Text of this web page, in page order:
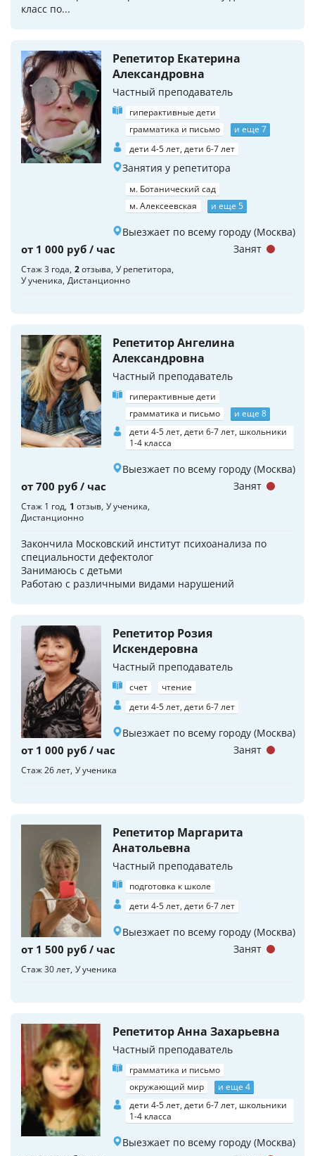
класс по...
Репетитор Екатерина
Александровна
Частный преподаватель
гиперактивные дети
грамматика и письмо
и еще 7
дети 4-5 лет, дети 6-7 лет
Занятия у репетитора
м. Ботанический сад
м. Алексеевская
и еще 5
Выезжает по всему городу (Москва)
от 1 000 руб / час
Стаж 3 года 2отзыва У репетитора
У ученика Дистанционно
Занят
Репетитор Ангелина
Александровна
Частный преподаватель
гиперактивные дети
грамматика и письмо
и еще 8
дети 4-5 лет, дети 6-7 лет, школьники
1-4 класса
Выезжает по всему городу (Москва)
от 700 руб / час
Стаж 1 год 1 отзыв У ученика
Дистанционно
Закончила Московский институт психоанализа по
специальности дефектолог
Занимаюсь с детьми
Работаю с различными видами нарушений
Занят
Репетитор Розия
Искендеровна
Частный преподаватель
счет
чтение
дети 4-5 лет, дети 6-7 лет
Выезжает по всему городу (Москва)
от 1 000 руб / час
Стаж 26 лет У ученика
Занят
Репетитор Маргарита
Анатольевна
Частный преподаватель
подготовка к школе
дети 4-5 лет, дети 6-7 лет
Выезжает по всему городу (Москва)
от 1 500 руб / час
Стаж 30 лет У ученика
Занят
Репетитор Анна Захарьевна
Частный преподаватель
грамматика и письмо
окружающий мир
и еще 4
дети 4-5 лет, дети 6-7 лет, школьники
1-4 класса
Выезжает по всему городу (Москва)